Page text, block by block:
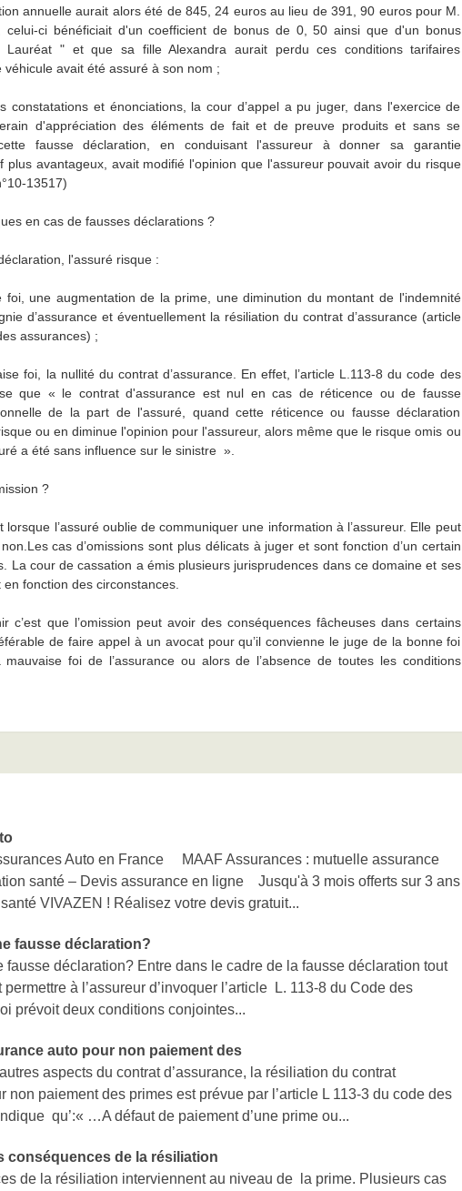
annuelle aurait alors été de 845, 24 euros au lieu de 391, 90 euros pour M.
celui-ci bénéficiait d'un coefficient de bonus de 0, 50 ainsi que d'un bonus
Lauréat " et que sa fille Alexandra aurait perdu ces conditions tarifaires
véhicule avait été assuré à son nom ;
constatations et énonciations, la cour d’appel a pu juger, dans l'exercice de
d'appréciation des éléments de fait et de preuve produits et sans se
fausse déclaration, en conduisant l'assureur à donner sa garantie
plus avantageux, avait modifié l'opinion que l'assureur pouvait avoir du risque
13517)
en cas de fausses déclarations ?
l'assuré risque :
une augmentation de la prime, une diminution du montant de l'indemnité
d’assurance et éventuellement la résiliation du contrat d’assurance (article
assurances) ;
foi, la nullité du contrat d’assurance. En effet, l’article L.113-8 du code des
que « le contrat d'assurance est nul en cas de réticence ou de fausse
de la part de l'assuré, quand cette réticence ou fausse déclaration
ou en diminue l'opinion pour l'assureur, alors même que le risque omis ou
a été sans influence sur le sinistre ».
?
lorsque l’assuré oublie de communiquer une information à l’assureur. Elle peut
cas d’omissions sont plus délicats à juger et sont fonction d’un certain
La cour de cassation a émis plusieurs jurisprudences dans ce domaine et ses
fonction des circonstances.
c’est que l’omission peut avoir des conséquences fâcheuses dans certains
de faire appel à un avocat pour qu’il convienne le juge de la bonne foi
mauvaise foi de l’assurance ou alors de l’absence de toutes les conditions
Auto en France MAAF Assurances : mutuelle assurance
santé – Devis assurance en ligne Jusqu'à 3 mois offerts sur 3 ans
VIVAZEN ! Réalisez votre devis gratuit...
fausse déclaration?
fausse déclaration? Entre dans le cadre de la fausse déclaration tout
à l’assureur d’invoquer l’article L. 113-8 du Code des
prévoit deux conditions conjointes...
auto pour non paiement des
aspects du contrat d’assurance, la résiliation du contrat
non paiement des primes est prévue par l’article L 113-3 du code des
qu’:« …A défaut de paiement d’une prime ou...
conséquences de la résiliation
de la résiliation interviennent au niveau de la prime. Plusieurs cas